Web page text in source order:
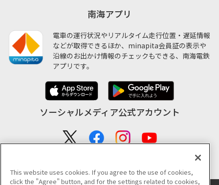
南海アプリ
電車の運行状況やリアルタイム走行位置・遅延情報
などが取得できるほか、minapita会員証の表示や
沿線のお出かけ情報のチェックもできる、南海電鉄
アプリです。
ソーシャルメディア公式アカウント
This website uses cookies. If you agree to the use of cookies,
click the "Agree" button, and for the settings related to cookies,